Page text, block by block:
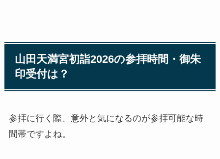
山田天満宮初詣2026の参拝時間・御朱
印受付は？
参拝に行く際、意外と気になるのが参拝可能な時
間帯ですよね。